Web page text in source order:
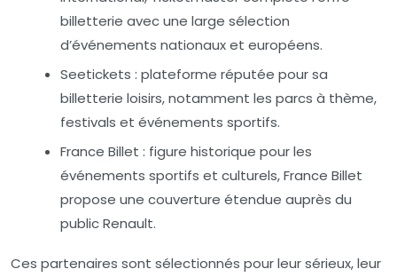
billetterie avec une large sélection
d’événements nationaux et européens.
Seetickets : plateforme réputée pour sa
billetterie loisirs, notamment les parcs à thème,
festivals et événements sportifs.
France Billet : figure historique pour les
événements sportifs et culturels, France Billet
propose une couverture étendue auprès du
public Renault.
Ces partenaires sont sélectionnés pour leur sérieux, leur